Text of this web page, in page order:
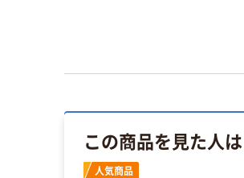
この商品を見た人
人気商品